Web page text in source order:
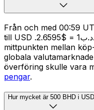
Från och med 00:59
till USD .د.ب1 = $2.6595. Mellanmarknadskursen är
mittpunkten mellan
globala
överföring skulle vara
pengar.
Hur mycket är 500 BHD i